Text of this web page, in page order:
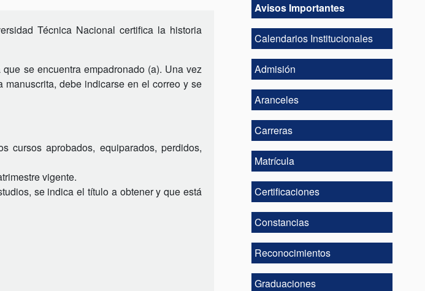
Técnica Nacional certifica la historia
se encuentra empadronado (a). Una vez
debe indicarse en el correo y se
cursos aprobados, equiparados, perdidos,
vigente.
se indica el título a obtener y que está
Avisos Importantes
Calendarios Institucionales
Admisión
Aranceles
Carreras
Matrícula
Certificaciones
Constancias
Reconocimientos
Graduaciones